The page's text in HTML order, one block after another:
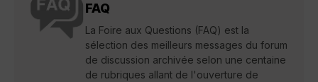
FAQ
La Foire aux Questions (FAQ) est la
sélection des meilleurs messages du forum
de discussion archivée selon une centaine
de rubriques allant de l'ouverture de